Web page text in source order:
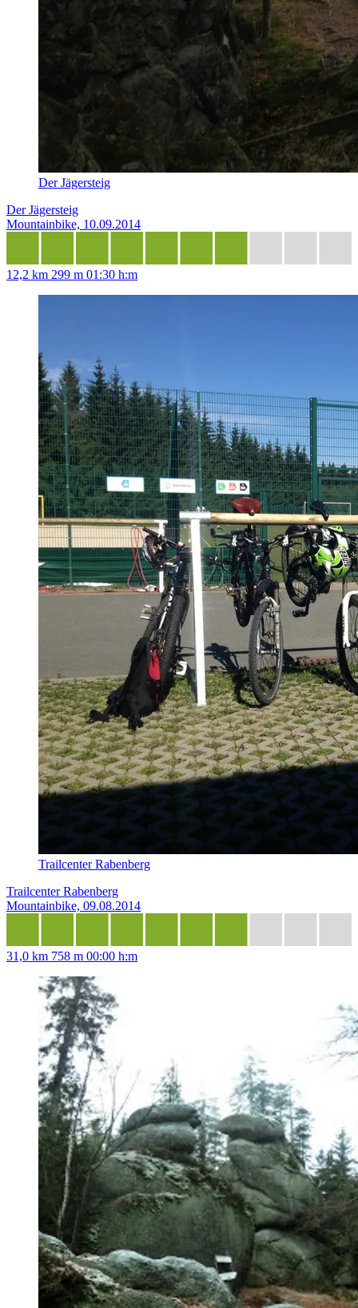
Der Jägersteig
Der Jägersteig
Mountainbike, 10.09.2014
12,2 km 299 m 01:30 h:m
Trailcenter Rabenberg
Trailcenter Rabenberg
Mountainbike, 09.08.2014
31,0 km 758 m 00:00 h:m